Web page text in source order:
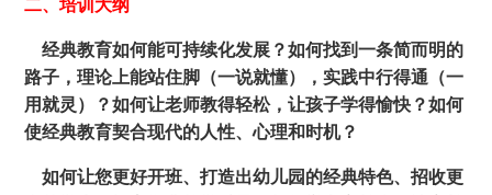
二、培训大纲
经典教育如何能可持续化发展？如何找到一条简而明的
路子，理论上能站住脚（一说就懂），实践中行得通（一
用就灵）？如何让老师教得轻松，让孩子学得愉快？如何
使经典教育契合现代的人性、心理和时机？
如何让您更好开班、打造出幼儿园的经典特色、招收更